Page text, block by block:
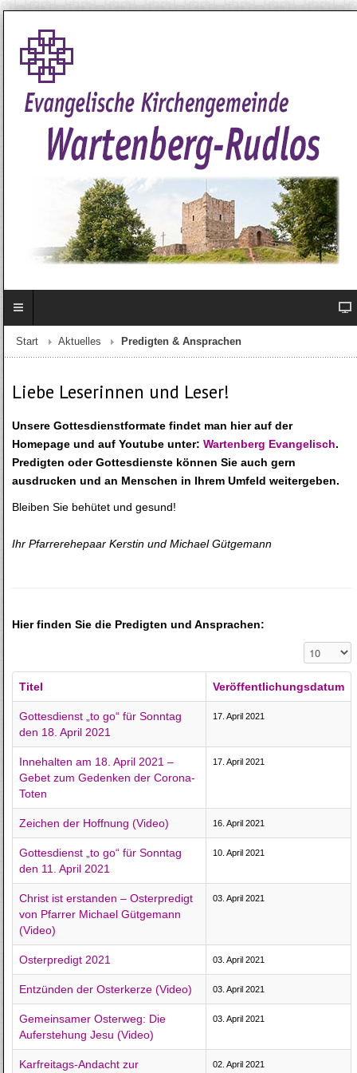
Start Aktuelles Predigten & Ansprachen
Liebe Leserinnen und Leser!
Unsere Gottesdienstformate findet man hier auf der
Homepage und auf Youtube unter:Wartenberg Evangelisch.
Predigten oder Gottesdienste können Sie auch gern
ausdrucken und an Menschen in Ihrem Umfeld weitergeben.
Bleiben Sie behütet und gesund!
Ihr Pfarrerehepaar Kerstin und Michael Gütgemann
Hier finden Sie die Predigten und Ansprachen:
Anzeige #
Titel Veröffentlichungsdatum
Gottesdienst „to go“ für Sonntag
den 18. April 2021
17. April 2021
Innehalten am 18. April 2021 –
Gebet zum Gedenken der Corona-
Toten
17. April 2021
Zeichen der Hoffnung (Video) 16. April 2021
Gottesdienst „to go“ für Sonntag
den 11. April 2021
10. April 2021
Christ ist erstanden – Osterpredigt
von Pfarrer Michael Gütgemann
(Video)
03. April 2021
Osterpredigt 2021 03. April 2021
Entzünden der Osterkerze (Video) 03. April 2021
Gemeinsamer Osterweg: Die
Auferstehung Jesu (Video)
03. April 2021
Karfreitags-Andacht zur 02. April 2021